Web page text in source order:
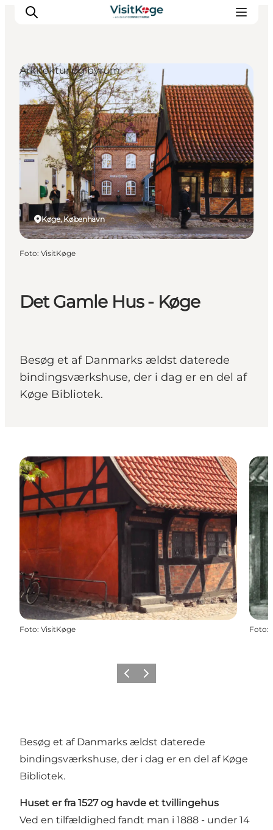
Sommerferie
Oplevelser
Kano
Det sker
Spisesteder
Overnatning
Outdoor
Det Gamle Hus - Køge
Besøg et af Danmarks ældst daterede
bindingsværkshuse, der i dag er en del af
Køge Bibliotek.
Køge, København
Arkitektur og byrum
Foto: VisitKøge
Foto: VisitKøge Foto:
Forrige billede
Næste billede
Besøg et af Danmarks ældst daterede
bindingsværkshuse, der i dag er en del af Køge
Bibliotek.
Huset er fra 1527 og havde et tvillingehus
Ved en tilfældighed fandt man i 1888 - under 14